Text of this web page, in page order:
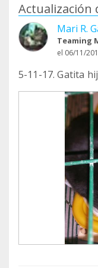
Actualización
Mari R.
Teaming
el 06/11/
5-11-17. Gatita